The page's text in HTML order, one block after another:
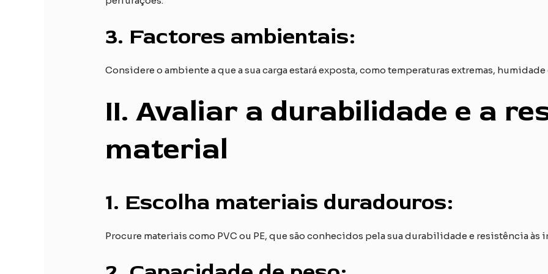
3. Factores ambientais:
Considere o ambiente a que a sua carga estará exposta, como temperaturas extremas,
II. Avaliar a durabilidade e a
material
1. Escolha materiais duradouros:
Procure materiais como PVC ou PE, que são conhecidos pela sua durabilidade e resistência às